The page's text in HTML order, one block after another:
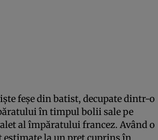
feşe din batist, decupate dintr-o
în timpul bolii sale pe
al împăratului francez. Având o